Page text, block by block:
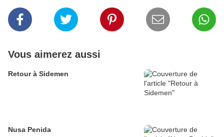
Vous aimerez aussi
Retour à Sidemen
Nusa Penida